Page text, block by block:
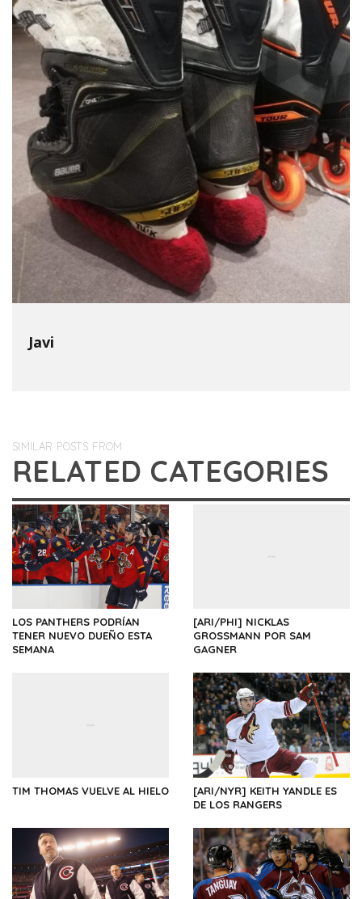
Javi
SIMILAR POSTS FROM
RELATED CATEGORIES
LOS PANTHERS PODRÍAN
TENER NUEVO DUEÑO ESTA
SEMANA
[ARI/PHI] NICKLAS
GROSSMANN POR SAM
GAGNER
TIM THOMAS VUELVE AL HIELO
[ARI/NYR] KEITH YANDLE ES
DE LOS RANGERS